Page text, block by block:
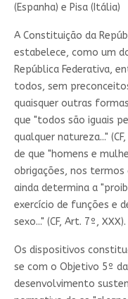
(Espanha) e Pisa (Itália)
A Constituição da
estabelece, como um
República Federativa,
todos, sem
quaisquer outras formas
que "todos são iguais
qualquer natureza..."
de que "homens e
obrigações, nos termos
ainda determina a
exercício de funções e
sexo..." (CF, Art. 7º, XXX).
Os dispositivos
se com o Objetivo 5º
desenvolvimento